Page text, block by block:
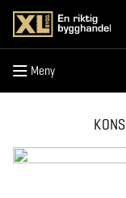
Meny
Meny